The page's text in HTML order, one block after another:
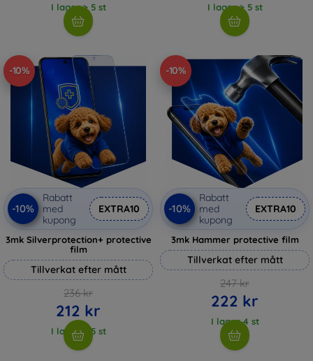
I lager > 5 st I lager > 5 st
-10%
-10%
Rabatt
med
kupong
EXTRA10
3mk Silverprotection+ protective
film
Tillverkat efter mått
236 kr
212 kr
I lager > 5 st
-10%
-10%
Rabatt
med
kupong
EXTRA10
3mk Hammer protective film
Tillverkat efter mått
247 kr
222 kr
I lager 4 st